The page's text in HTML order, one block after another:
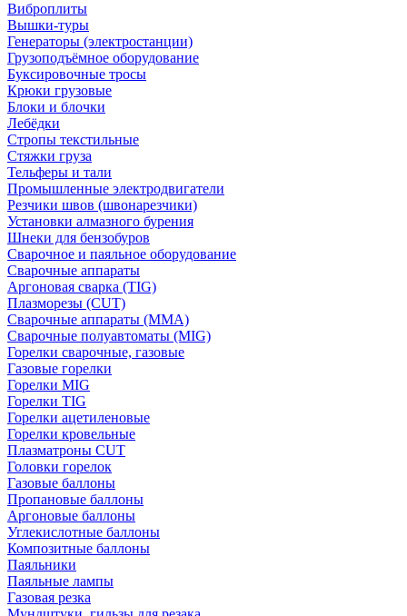
Виброплиты
Вышки-туры
Генераторы (электростанции)
Грузоподъёмное оборудование
Буксировочные тросы
Крюки грузовые
Блоки и блочки
Лебёдки
Стропы текстильные
Стяжки груза
Тельферы и тали
Промышленные электродвигатели
Резчики швов (швонарезчики)
Установки алмазного бурения
Шнеки для бензобуров
Сварочное и паяльное оборудование
Сварочные аппараты
Аргоновая сварка (TIG)
Плазморезы (CUT)
Сварочные аппараты (MMA)
Сварочные полуавтоматы (MIG)
Горелки сварочные, газовые
Газовые горелки
Горелки MIG
Горелки TIG
Горелки ацетиленовые
Горелки кровельные
Плазматроны CUT
Головки горелок
Газовые баллоны
Пропановые баллоны
Аргоновые баллоны
Углекислотные баллоны
Композитные баллоны
Паяльники
Паяльные лампы
Газовая резка